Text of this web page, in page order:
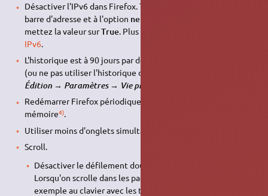
Désactiver l'IPv6 dans Firefox. Tapez
barre d'adresse et à l'option network.dns.disableIPv6
mettez la valeur surTrue. Plus d'information sur
IPv6.
L'historique est à 90 jours par défaut, diminuer cette valeur
(ou ne pas utiliser l'historique du tout) accélérera Firefox.
Édition→ Paramètres→ Vie privée et sécurité
Redémarrer Firefox périodiquement pour libérer de la
mémoire4).
Utiliser moins d'onglets simultanément
Scroll.
Désactiver le défilement doux.
Lorsqu'on scrolle dans les pages "écran par écran" (par
exemple au clavier avec les touches 9 et 3 du pavé